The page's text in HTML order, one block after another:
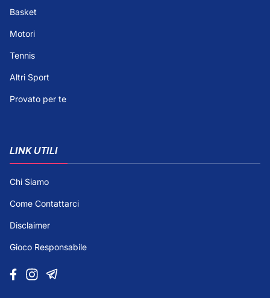
Basket
Motori
Tennis
Altri Sport
Provato per te
LINK UTILI
Chi Siamo
Come Contattarci
Disclaimer
Gioco Responsabile